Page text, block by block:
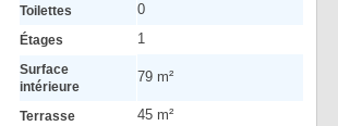
Toilettes 0
Étages 1
Surface
intérieure
79 m²
Terrasse 45 m²